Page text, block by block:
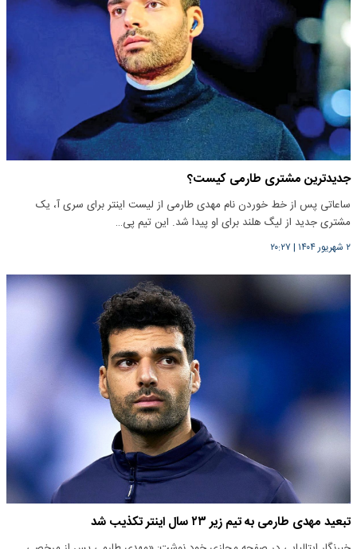
جدیدترین مشتری طارمی کیست؟
ساعاتی پس از خط خوردن نام مهدی طارمی از لیست اینتر برای سری آ، یک
مشتری جدید از لیگ هلند برای او پیدا شد. این تیم پی‌…
۲ شهریور ۱۴۰۴ | ۲۰:۲۷
تبعید مهدی طارمی به تیم زیر ۲۳ سال اینتر تکذیب شد